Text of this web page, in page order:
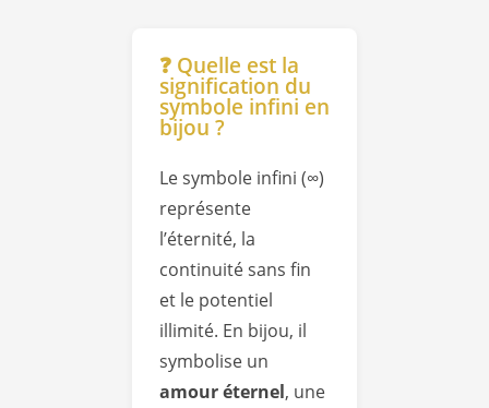
❓ Quelle est la
signification du
symbole infini en
bijou ?
Le symbole infini (∞)
représente
l’éternité, la
continuité sans fin
et le potentiel
illimité. En bijou, il
symbolise un
amour éternel, une